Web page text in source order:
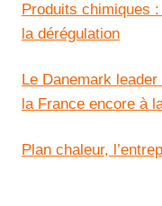
Produits chimiques
la dérégulation
Le Danemark
la France encore à
Plan chaleur,